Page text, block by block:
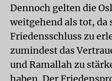
Dennoch gelten die
weitgehend als tot, da
Friedensschluss zu
zumindest das
und Ramallah zu